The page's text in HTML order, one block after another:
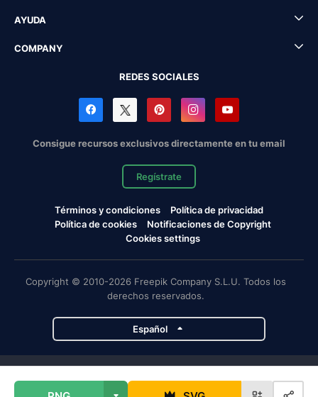
AYUDA
COMPANY
REDES SOCIALES
Consigue recursos exclusivos directamente en tu email
Regístrate
Términos y condiciones
Política de privacidad
Política de cookies
Notificaciones de Copyright
Cookies settings
Copyright © 2010-2026 Freepik Company S.L.U. Todos los
derechos reservados.
Español